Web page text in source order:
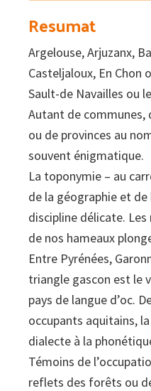
Resumat
Argelouse, Arjuzanx,
Casteljaloux, En Chon
Sault-de Navailles ou
Autant de communes,
ou de provinces au
souvent énigmatique.
La toponymie – au
de la géographie et
discipline délicate.
de nos hameaux
Entre Pyrénées,
triangle gascon est le
pays de langue d’oc.
occupants aquitains,
dialecte à la
Témoins de
reflets des forêts ou